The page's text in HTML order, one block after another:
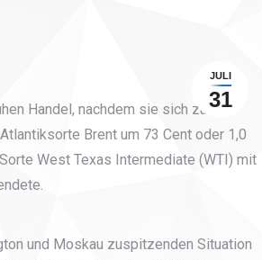
JULI
31
Handel, nachdem sie sich zur
Brent um 73 Cent oder 1,0
West Texas Intermediate (WTI) mit
und Moskau zuspitzenden Situation